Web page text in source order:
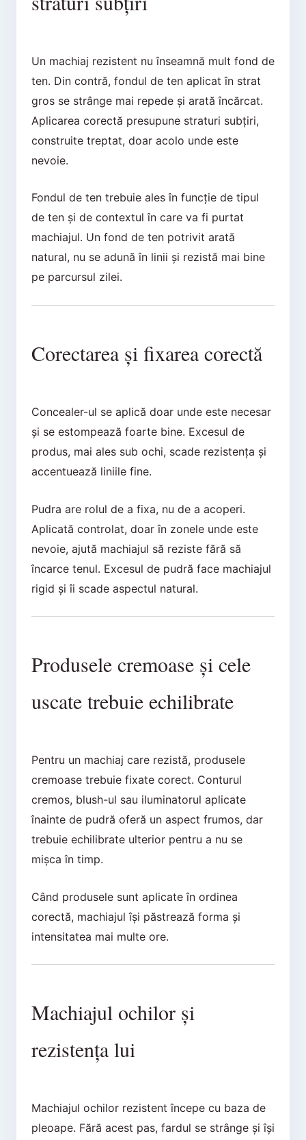
Un machiaj rezistent nu înseamnă mult fond de
ten. Din contră, fondul de ten aplicat în strat
gros se strânge mai repede și arată încărcat.
Aplicarea corectă presupune straturi subțiri,
construite treptat, doar acolo unde este
nevoie.
Fondul de ten trebuie ales în funcție de tipul
de ten și de contextul în care va fi purtat
machiajul. Un fond de ten potrivit arată
natural, nu se adună în linii și rezistă mai bine
pe parcursul zilei.
Corectarea și fixarea corectă
Concealer-ul se aplică doar unde este necesar
și se estompează foarte bine. Excesul de
produs, mai ales sub ochi, scade rezistența și
accentuează liniile fine.
Pudra are rolul de a fixa, nu de a acoperi.
Aplicată controlat, doar în zonele unde este
nevoie, ajută machiajul să reziste fără să
încarce tenul. Excesul de pudră face machiajul
rigid și îi scade aspectul natural.
Produsele cremoase și cele
uscate trebuie echilibrate
Pentru un machiaj care rezistă, produsele
cremoase trebuie fixate corect. Conturul
cremos, blush-ul sau iluminatorul aplicate
înainte de pudră oferă un aspect frumos, dar
trebuie echilibrate ulterior pentru a nu se
mișca în timp.
Când produsele sunt aplicate în ordinea
corectă, machiajul își păstrează forma și
intensitatea mai multe ore.
Machiajul ochilor și
rezistența lui
Machiajul ochilor rezistent începe cu baza de
pleoape. Fără acest pas, fardul se strânge și își